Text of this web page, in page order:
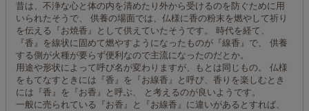
昔は、不浄な心と体の内を清めたり外から受けるのを防ぐために用
いられたそうで、 供養の場面では、仏様に香の粉末を燃やして祈り
を伝える『お焼香』として供えていたそうです。 時代を経て、
『香』を線状に固めて燃やすようになったものが『線香』で、 供養
する側が火種が要らず便利なので主流になったのだとか。
用途や形状によって呼び名が変わりますが、もとは同じもの。 仏様
をもてなすときには『香』を『お線香』と呼び、香りを楽しむとき
には『香』を『お香』と呼ぶ、 と考えるのが良いようです。
一般に売られている『お香』と『お線香』に違いがあるとすれば、